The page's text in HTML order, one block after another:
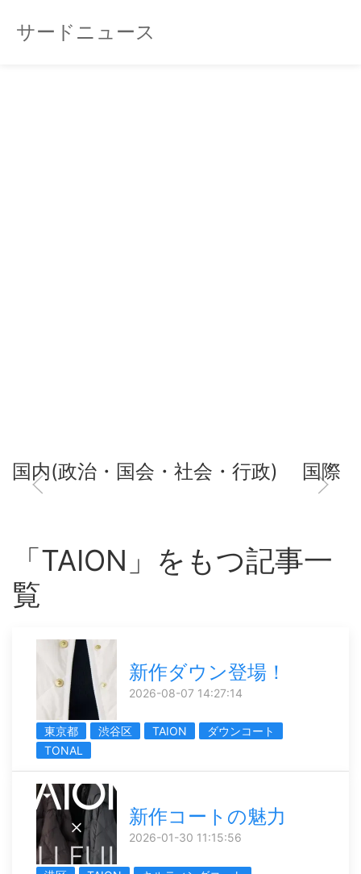
サードニュース
国内(政治・国会・社会・行政) 国際
「TAION」をもつ記事一
覧
新作ダウン登場！
2026-08-07 14:27:14
東京都 渋谷区 TAION
ダウンコート
TONAL
新作コートの魅力
2026-01-30 11:15:56